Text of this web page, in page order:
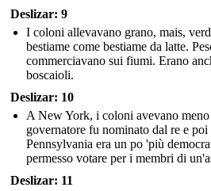
Deslizar: 9
I coloni allevavano grano, mais,
bestiame come bestiame da latte.
commerciavano sui fiumi. Erano
boscaioli.
Deslizar: 10
A New York, i coloni avevano
governatore fu nominato dal re e
Pennsylvania era un po 'più
permesso votare per i membri di
Deslizar: 11